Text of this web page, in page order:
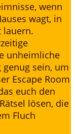
wenn
wagt, in
lauern.
unheimliche
sein, um
Escape Room
euch den
lösen, die
Fluch